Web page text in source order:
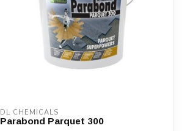
DL CHEMICALS
Parabond Parquet 300